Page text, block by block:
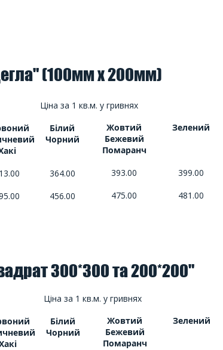
(100мм х 200мм)
Ціна за 1 кв.м. у гривнях
Білий
Чорний
364.00
456.00
Жовтий
Бежевий
Помаранч
393.00
475.00
Зелений
399.00
481.00
300*300 та 200*200"
Ціна за 1 кв.м. у гривнях
Білий
Чорний
Жовтий
Бежевий
Помаранч
Зелений